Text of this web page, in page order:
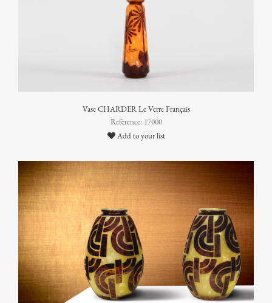
Vase CHARDER Le Verre Français
Reference: 17000
Add to your list